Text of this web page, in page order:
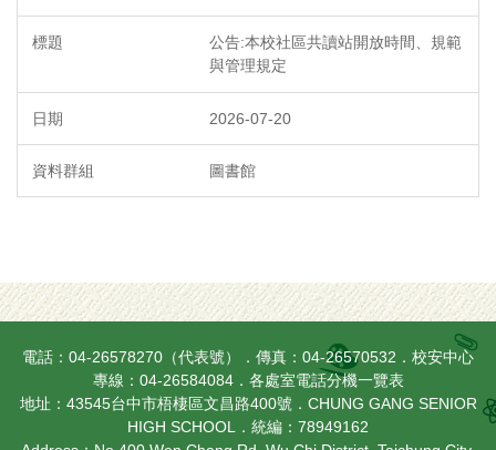
公告:本校社區共讀站開放時間、規範
與管理規定
2026-07-20
圖書館
電話：04-26578270（代表號）．傳真：04-26570532．校安中心
專線：04-26584084． 各處室電話分機一覽表
地址：43545台中市梧棲區文昌路400號．CHUNG GANG SENIOR
HIGH SCHOOL．統編：78949162